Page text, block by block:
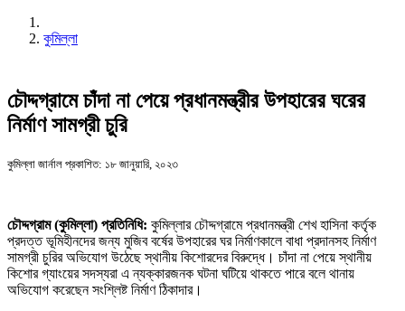
কুমিল্লা
চৌদ্দগ্রামে চাঁদা না পেয়ে প্রধানমন্ত্রীর উপহারের ঘরের
নির্মাণ সামগ্রী চুরি
কুমিল্লা জার্নাল প্রকাশিত: ১৮ জানুয়ারি, ২০২৩
চৌদ্দগ্রাম (কুমিল্লা) প্রতিনিধি: কুমিল্লার চৌদ্দগ্রামে প্রধানমন্ত্রী শেখ হাসিনা কর্তৃক
প্রদত্ত ভূমিহীনদের জন্য মুজিব বর্ষের উপহারের ঘর নির্মাণকালে বাধা প্রদানসহ নির্মাণ
সামগ্রী চুরির অভিযোগ উঠেছে স্থানীয় কিশোরদের বিরুদ্ধে। চাঁদা না পেয়ে স্থানীয়
কিশোর গ্যাংয়ের সদস্যরা এ ন্যক্কারজনক ঘটনা ঘটিয়ে থাকতে পারে বলে থানায়
অভিযোগ করেছেন সংশ্লিষ্ট নির্মাণ ঠিকাদার।